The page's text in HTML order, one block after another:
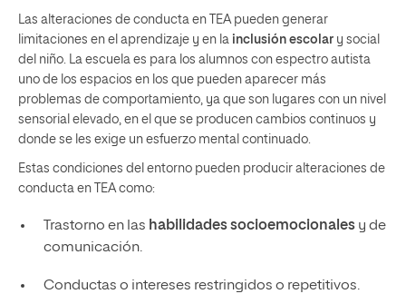
Las alteraciones de conducta en TEA pueden generar
limitaciones en el aprendizaje y en la inclusión escolar y social
del niño. La escuela es para los alumnos con espectro autista
uno de los espacios en los que pueden aparecer más
problemas de comportamiento, ya que son lugares con un nivel
sensorial elevado, en el que se producen cambios continuos y
donde se les exige un esfuerzo mental continuado.
Estas condiciones del entorno pueden producir alteraciones de
conducta en TEA como:
Trastorno en las habilidades socioemocionalesy de
comunicación.
Conductas o intereses restringidos o repetitivos.